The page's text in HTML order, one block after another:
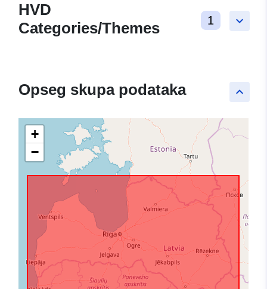
keyboard_arrow_down
HVD
Categories/Themes
1
keyboard_arrow_up
Opseg skupa podataka
+
−